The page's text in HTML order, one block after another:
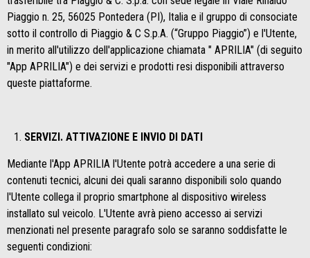
Piaggio n. 25, 56025 Pontedera (PI), Italia e il gruppo di consociate
sotto il controllo di Piaggio & C S.p.A. (“Gruppo Piaggio”) e l'Utente,
in merito all'utilizzo dell'applicazione chiamata " APRILIA" (di seguito
"App APRILIA") e dei servizi e prodotti resi disponibili attraverso
queste piattaforme.
SERVIZI. ATTIVAZIONE E INVIO DI DATI
Mediante l'App APRILIA l'Utente potrà accedere a una serie di
contenuti tecnici, alcuni dei quali saranno disponibili solo quando
l'Utente collega il proprio smartphone al dispositivo wireless
installato sul veicolo. L'Utente avrà pieno accesso ai servizi
menzionati nel presente paragrafo solo se saranno soddisfatte le
seguenti condizioni: